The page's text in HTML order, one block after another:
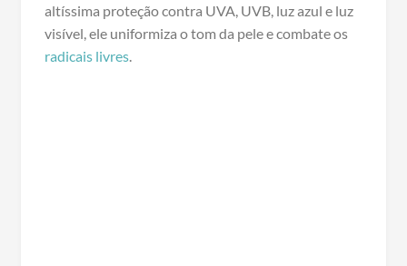
altíssima proteção contra UVA, UVB, luz azul e luz
visível, ele uniformiza o tom da pele e combate os
radicais livres.